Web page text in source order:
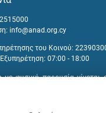
info@anad.org.cy
του Κοινού:
07:00 - 18:00
με φυσική παρουσία γίνεται